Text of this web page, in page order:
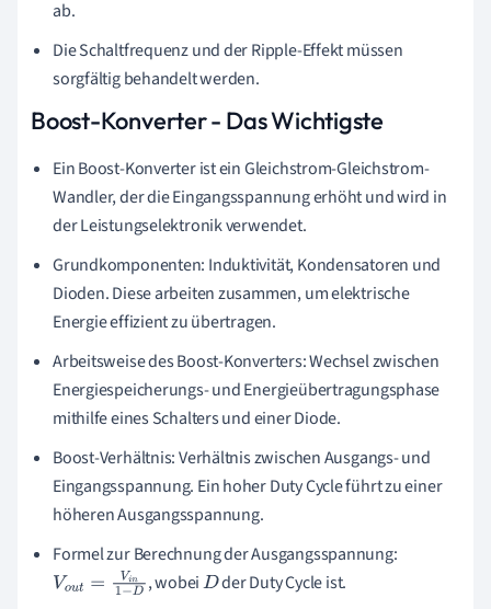
ab.
Die Schaltfrequenz und der Ripple-Effekt müssen
sorgfältig behandelt werden.
Boost-Konverter - Das Wichtigste
Ein Boost-Konverter ist ein Gleichstrom-Gleichstrom-
Wandler, der die Eingangsspannung erhöht und wird in
der Leistungselektronik verwendet.
Grundkomponenten: Induktivität, Kondensatoren und
Dioden. Diese arbeiten zusammen, um elektrische
Energie effizient zu übertragen.
Arbeitsweise des Boost-Konverters: Wechsel zwischen
Energiespeicherungs- und Energieübertragungsphase
mithilfe eines Schalters und einer Diode.
Boost-Verhältnis: Verhältnis zwischen Ausgangs- und
Eingangsspannung. Ein hoher Duty Cycle führt zu einer
höheren Ausgangsspannung.
Formel zur Berechnung der Ausgangsspannung:
Vout =Vi n1−D , wobeiD der Duty Cycle ist.